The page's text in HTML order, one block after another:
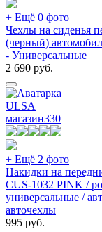
+ Ещё 0 фото
Чехлы на сиденья
(черный)
- Универсальные
2 690 руб.
ULSA
магазин330
+ Ещё 2 фото
Накидки на
CUS-1032 PINK /
универсальные /
авточехлы
995 руб.